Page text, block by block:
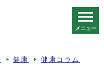
メニュー
健康 健康コラム